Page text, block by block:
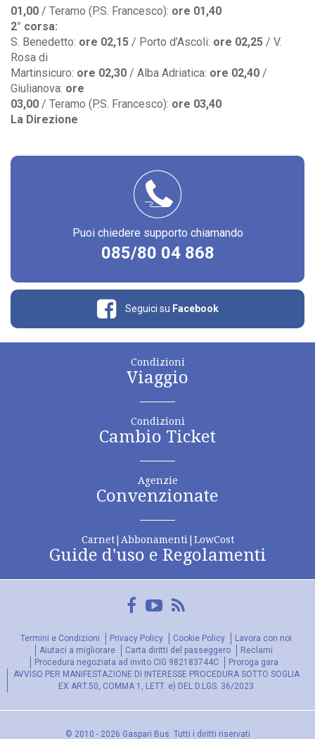
01,00 / Teramo (P.S. Francesco): ore 01,40
2° corsa:
S. Benedetto: ore 02,15 / Porto d’Ascoli: ore 02,25 / V.
Rosa di
Martinsicuro: ore 02,30 / Alba Adriatica: ore 02,40 /
Giulianova: ore
03,00 / Teramo (P.S. Francesco): ore 03,40
La Direzione
Puoi chiedere supporto chiamando
085/80 04 868
Seguici su Facebook
Condizioni
Viaggio
Condizioni
Cambio Ticket
Agenzie
Convenzionate
Carnet|Abbonamenti|LowCost
Guide d'uso e Regolamenti
FacebookYouTube
Termini e Condizioni Privacy Policy Cookie Policy
Lavora con noi
Aiutaci a migliorare
Carta diritti del passeggero
Reclami
Procedura negoziata ad invito CIG 982183744C
Proroga gara
AVVISO PER MANIFESTAZIONE DI INTERESSE PROCEDURA SOTTO SOGLIA
EX ART.50, COMMA 1, LETT. e) DEL D.LGS. 36/2023
© 2010 - 2026 Gaspari Bus. Tutti i diritti riservati